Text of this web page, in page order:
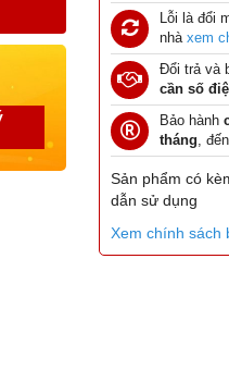
Lỗi là đổi
nhà xem
Đổi trả và
cần số
Bảo hành
tháng,
Sản phẩm có
dẫn sử dụng
Xem chính sách